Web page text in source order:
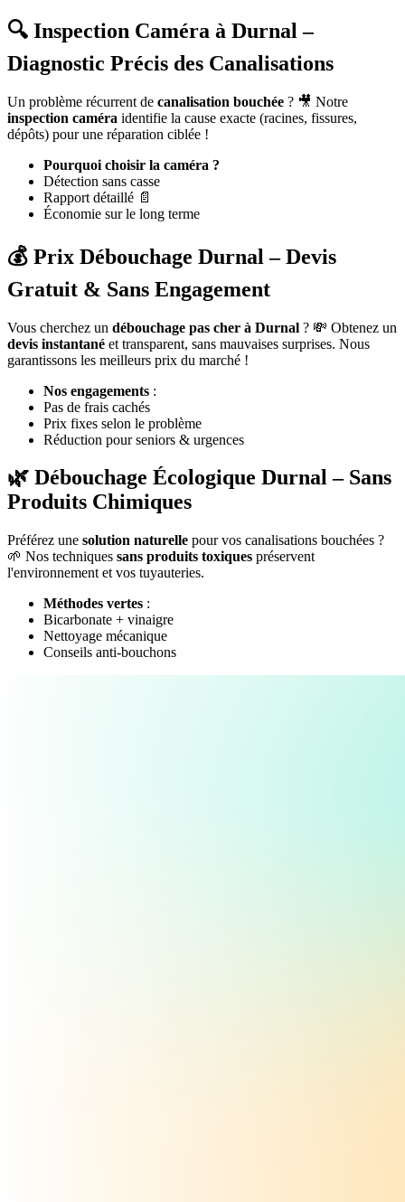
🔍 Inspection Caméra à Durnal –
Diagnostic Précis des Canalisations
Un problème récurrent de canalisation bouchée ? 🎥 Notre
inspection caméra identifie la cause exacte (racines, fissures,
dépôts) pour une réparation ciblée !
Pourquoi choisir la caméra ?
Détection sans casse
Rapport détaillé 📄
Économie sur le long terme
💰 Prix Débouchage Durnal – Devis
Gratuit & Sans Engagement
Vous cherchez un débouchage pas cher à Durnal ? 💸 Obtenez un
devis instantané et transparent, sans mauvaises surprises. Nous
garantissons les meilleurs prix du marché !
Nos engagements :
Pas de frais cachés
Prix fixes selon le problème
Réduction pour seniors & urgences
🌿 Débouchage Écologique Durnal – Sans
Produits Chimiques
Préférez une solution naturelle pour vos canalisations bouchées ?
🌱 Nos techniques sans produits toxiques préservent
l'environnement et vos tuyauteries.
Méthodes vertes :
Bicarbonate + vinaigre
Nettoyage mécanique
Conseils anti-bouchons